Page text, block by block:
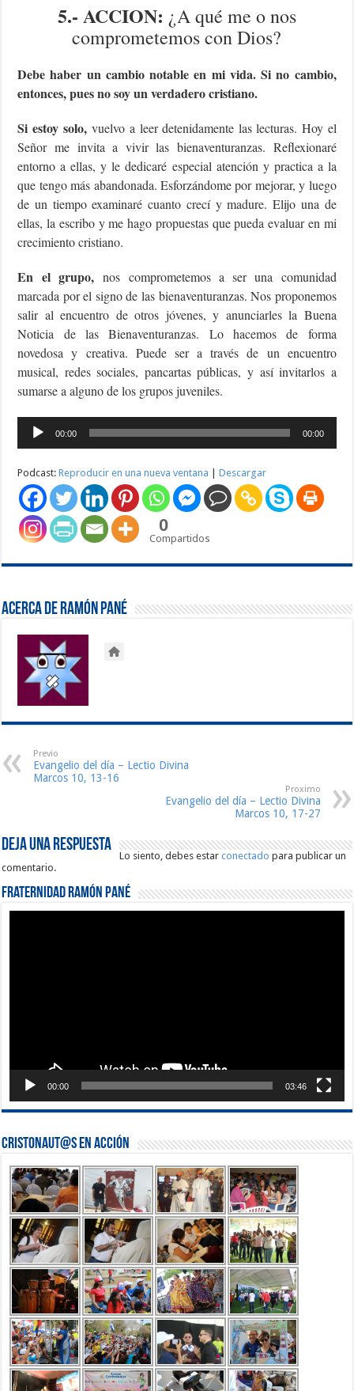
5.- ACCION: ¿A qué me o nos
comprometemos con Dios?
Debe haber un cambio notable en mi vida. Si no cambio,
entonces, pues no soy un verdadero cristiano.
Si estoy solo,vuelvo a leer detenidamente las lecturas. Hoy el
Señor me invita a vivir las bienaventuranzas. Reflexionaré
entorno a ellas, y le dedicaré especial atención y practica a la
que tengo más abandonada. Esforzándome por mejorar, y luego
de un tiempo examinaré cuanto crecí y madure. Elijo una de
ellas, la escribo y me hago propuestas que pueda evaluar en mi
crecimiento cristiano.
En el grupo,nos comprometemos a ser una comunidad
marcada por el signo de las bienaventuranzas. Nos proponemos
salir al encuentro de otros jóvenes, y anunciarles la Buena
Noticia de las Bienaventuranzas. Lo hacemos de forma
novedosa y creativa. Puede ser a través de un encuentro
musical, redes sociales, pancartas públicas, y así invitarlos a
sumarse a alguno de los grupos juveniles.
Reproductor
00:00 00:00
Podcast:Reproducir en una nueva ventana |Descargar
0
Compartidos
Acerca de Ramón Pané
Previo
Evangelio del día – Lectio Divina
Marcos 10, 13-16
Proximo
Evangelio del día – Lectio Divina
Marcos 10, 17-27
Deja una respuesta
Lo siento, debes estarconectado para publicar un
comentario.
Fraternidad Ramón Pané
00:00 03:46
Cristonaut@s en Acción